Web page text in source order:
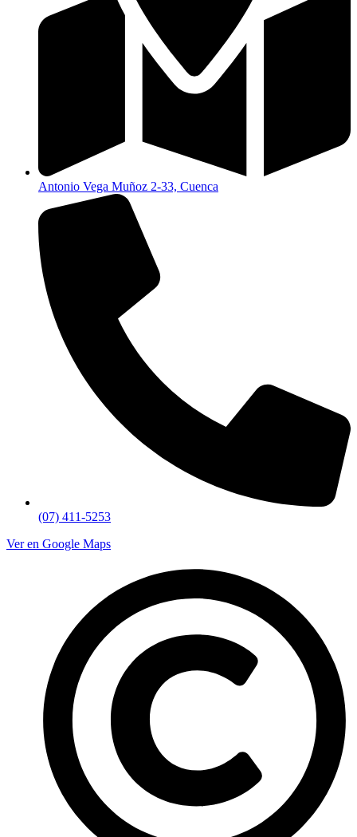
Antonio Vega Muñoz 2-33, Cuenca
(07) 411-5253
Ver en Google Maps